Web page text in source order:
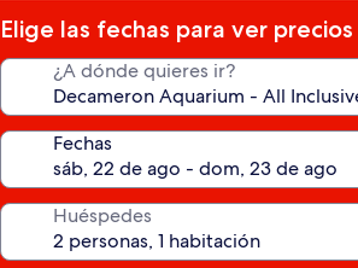
estrellas
Elige las fechas para ver precios
¿A dónde quieres ir?
Fechas
Huéspedes